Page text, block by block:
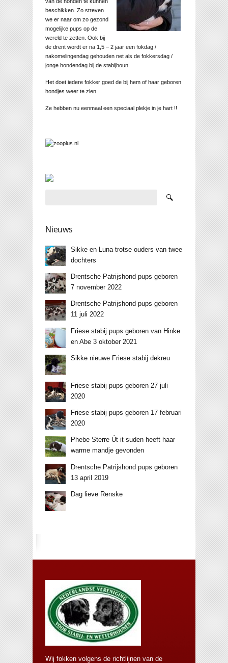
beschikken. Zo streven
we er naar om zo gezond
mogelijke pups op de
wereld te zetten. Ook bij
de drent wordt er na 1,5 – 2 jaar een fokdag /
nakomelingendag gehouden net als de fokkersdag /
jonge hondendag bij de stabijhoun.
Het doet iedere fokker goed de bij hem of haar geboren
hondjes weer te zien.
Ze hebben nu eenmaal een speciaal plekje in je hart !!
Nieuws
Sikke en Luna trotse ouders van twee
dochters
Drentsche Patrijshond pups geboren
7 november 2022
Drentsche Patrijshond pups geboren
11 juli 2022
Friese stabij pups geboren van Hinke
en Abe 3 oktober 2021
Sikke nieuwe Friese stabij dekreu
Friese stabij pups geboren 27 juli
2020
Friese stabij pups geboren 17 februari
2020
Phebe Sterre Út it suden heeft haar
warme mandje gevonden
Drentsche Patrijshond pups geboren
13 april 2019
Dag lieve Renske
Wij fokken volgens de richtlijnen van de